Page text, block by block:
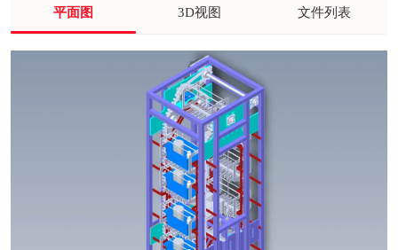
平面图 3D视图 文件列表